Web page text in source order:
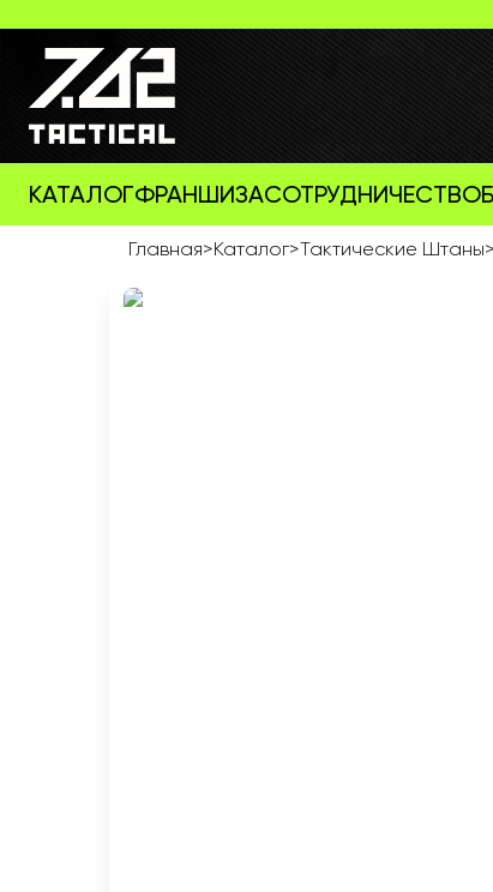
КАТАЛОГФРАНШИЗАСОТРУДНИЧЕСТВО
Главная>Каталог>Тактические Штаны>